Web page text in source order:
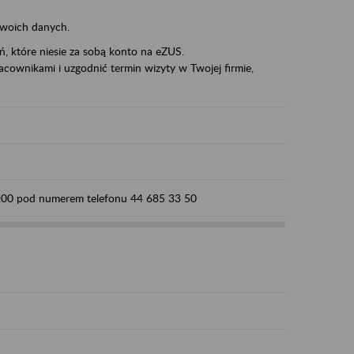
danych.
które niesie za sobą konto na eZUS.
i uzgodnić termin wizyty w Twojej firmie,
pod numerem telefonu 44 685 33 50